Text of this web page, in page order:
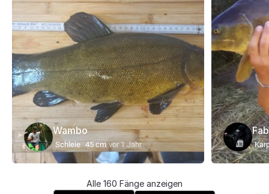
Wambo
Schleie 45 cm vor 1 Jahr
Alle 160 Fänge anzeigen